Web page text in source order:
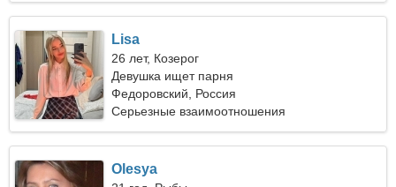
Lisa
26 лет, Козерог
Девушка ищет парня
Федоровский, Россия
Серьезные взаимоотношения
Olesya